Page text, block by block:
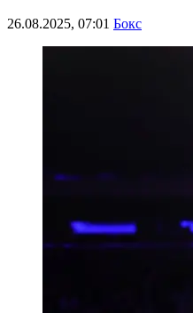
26.08.2025, 07:01 Бокс